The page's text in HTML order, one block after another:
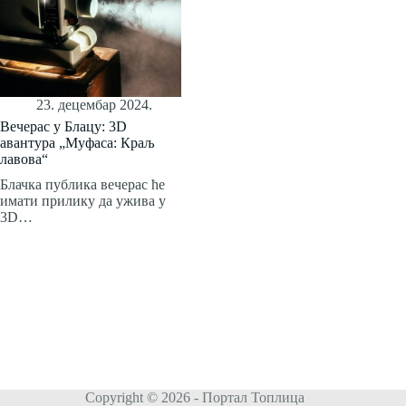
23. децембар 2024.
Вечерас у Блацу: 3D
авантура „Муфаса: Краљ
лавова“
Блачка публика вечерас ће
имати прилику да ужива у
3D…
Copyright © 2026 - Портал Топлица